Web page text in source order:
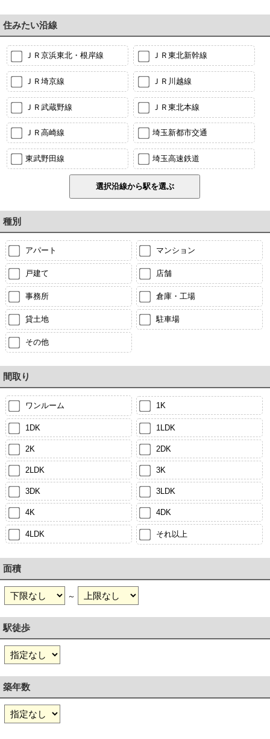
住みたい沿線
ＪＲ京浜東北・根岸線 ＪＲ東北新幹線
ＪＲ埼京線 ＪＲ川越線
ＪＲ武蔵野線 ＪＲ東北本線
ＪＲ高崎線 埼玉新都市交通
東武野田線 埼玉高速鉄道
種別
アパート マンション
戸建て 店舗
事務所 倉庫・工場
貸土地 駐車場
その他
間取り
ワンルーム 1K
1DK 1LDK
2K 2DK
2LDK 3K
3DK 3LDK
4K 4DK
4LDK それ以上
面積
～
駅徒歩
築年数